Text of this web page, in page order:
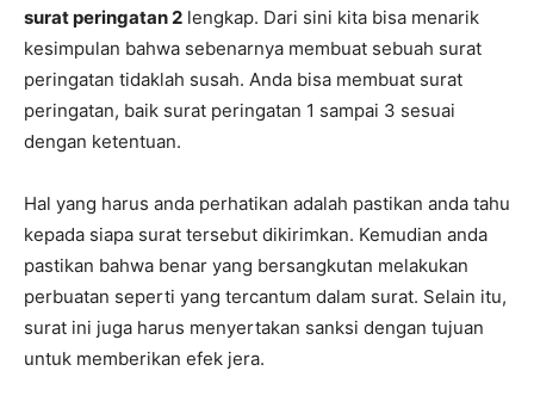
surat peringatan 2 lengkap. Dari sini kita bisa menarik
kesimpulan bahwa sebenarnya membuat sebuah surat
peringatan tidaklah susah. Anda bisa membuat surat
peringatan, baik surat peringatan 1 sampai 3 sesuai
dengan ketentuan.
Hal yang harus anda perhatikan adalah pastikan anda tahu
kepada siapa surat tersebut dikirimkan. Kemudian anda
pastikan bahwa benar yang bersangkutan melakukan
perbuatan seperti yang tercantum dalam surat. Selain itu,
surat ini juga harus menyertakan sanksi dengan tujuan
untuk memberikan efek jera.